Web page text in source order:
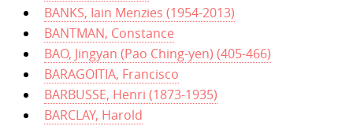
BANKS, Iain Menzies (1954-2013)
BANTMAN, Constance
BAO, Jingyan (Pao Ching-yen) (405-466)
BARAGOITIA, Francisco
BARBUSSE, Henri (1873-1935)
BARCLAY, Harold